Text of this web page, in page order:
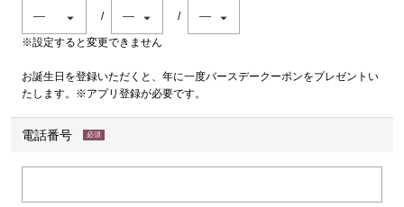
※設定すると変更できません
お誕生日を登録いただくと、年に一度バースデークーポンをプレゼントい
たします。※アプリ登録が必要です。
電話番号